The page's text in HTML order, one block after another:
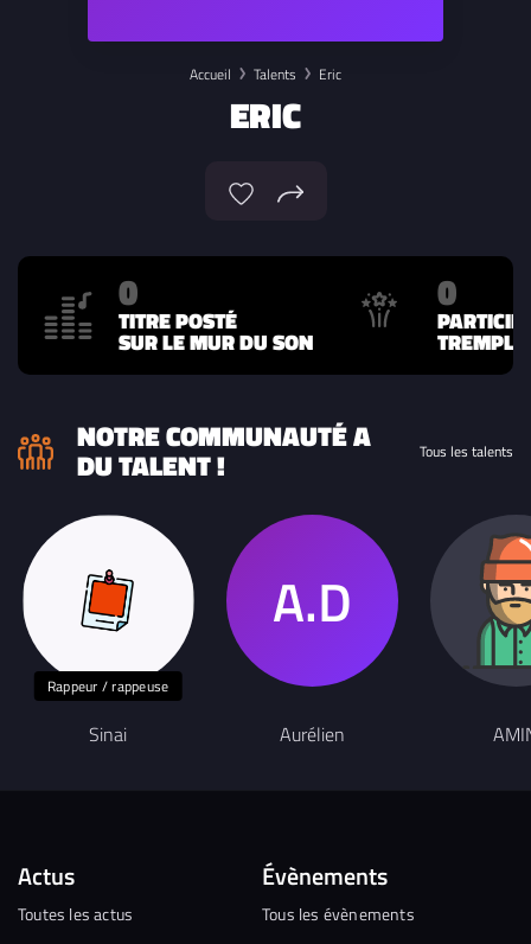
Accueil Talents Eric
ERIC
0
TITRE POSTÉ
SUR LE MUR DU SON
0
NOTRE COMMUNAUTÉ A
DU TALENT ! Tous les talents
Rappeur / rappeuse
Sinai Aurélien
Actus
Toutes les actus
Évènements
Tous les évènements